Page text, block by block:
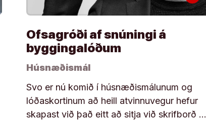
Ofsagróði af snúningi á
byggingalóðum
Húsnæðismál
Svo er nú komið í húsnæðismálunum og
lóðaskortinum að heill atvinnuvegur hefur
skapast við það eitt að sitja við skrifborð …